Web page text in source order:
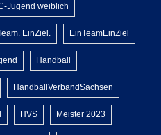
Jugend weiblich
EinZiel. EinTeamEinZiel
Handball
HandballVerbandSachsen
HVS Meister 2023